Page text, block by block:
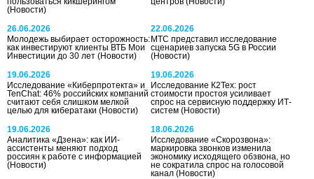
(Новости)
26.06.2026
Молодежь выбирает осторожность:
как инвестируют клиенты ВТБ Мои
Инвестиции до 30 лет (Новости)
22.06.2026
МТС представил исследование
сценариев запуска 5G в России
(Новости)
19.06.2026
Исследование «Киберпротекта» и
TenChat: 46% российских компаний
считают себя слишком мелкой
целью для кибератаки (Новости)
19.06.2026
Исследование К2Тех: рост
стоимости простоя усиливает
спрос на сервисную поддержку ИТ-
систем(Новости)
19.06.2026
Аналитика «Дзена»: как ИИ-
ассистенты меняют подход
россиян к работе с информацией
(Новости)
18.06.2026
Исследование «Скорозвона»:
маркировка звонков изменила
экономику исходящего обзвона, но
не сократила спрос на голосовой
канал(Новости)